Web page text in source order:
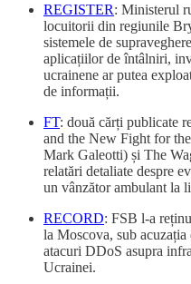
REGISTER: Ministerul
locuitorii din regiunile
sistemele de
aplicațiilor de întâlniri,
ucrainene ar putea
de informații.
FT: două cărți publicate
and the New Fight for
Mark Galeotti) și The
relatări detaliate despre
un vânzător ambulant la
RECORD: FSB l-a
la Moscova, sub
atacuri DDoS asupra
Ucrainei.